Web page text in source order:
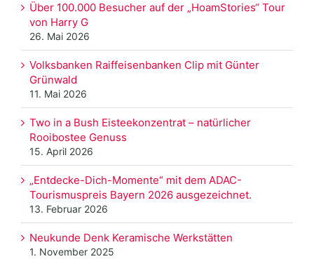
Über 100.000 Besucher auf der „HoamStories“ Tour
von Harry G
26. Mai 2026
Volksbanken Raiffeisenbanken Clip mit Günter
Grünwald
11. Mai 2026
Two in a Bush Eisteekonzentrat – natürlicher
Rooibostee Genuss
15. April 2026
„Entdecke-Dich-Momente“ mit dem ADAC-
Tourismuspreis Bayern 2026 ausgezeichnet.
13. Februar 2026
Neukunde Denk Keramische Werkstätten
1. November 2025